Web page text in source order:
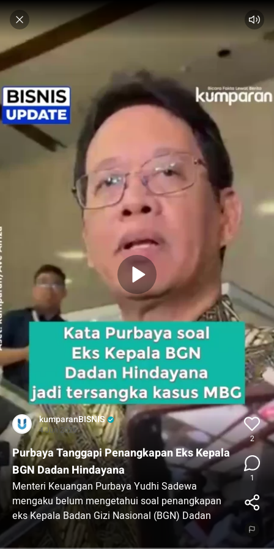
kumparanBISNIS
4 Jun 2026
Purbaya Tanggapi Penangkapan Eks Kepala
BGN Dadan Hindayana
Menteri Keuangan Purbaya Yudhi Sadewa
mengaku belum mengetahui soal penangkapan
eks Kepala Badan Gizi Nasional (BGN) Dadan
Hindayana hari ini, Rabu (3/6/2026).
2
1